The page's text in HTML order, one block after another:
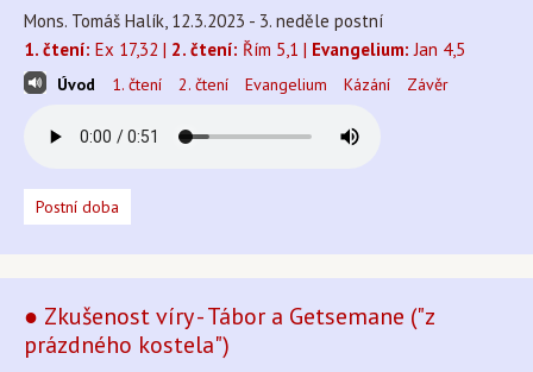
Mons. Tomáš Halík, 12.3.2023 - 3. neděle postní
1. čtení: Ex 17,32 | 2. čtení: Řím 5,1 | Evangelium: Jan 4,5
Úvod 1. čtení 2. čtení Evangelium Kázání Závěr
Postní doba
● Zkušenost víry - Tábor a Getsemane ("z
prázdného kostela")